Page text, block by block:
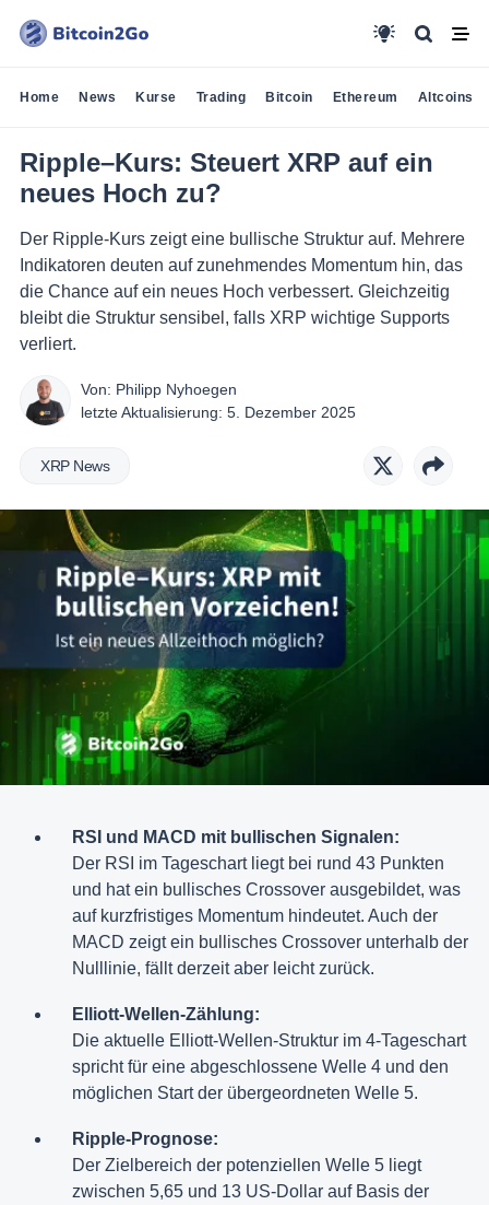
Home News Kurse Trading Bitcoin Ethereum Altcoins
Ripple–Kurs: Steuert XRP auf ein
neues Hoch zu?
Der Ripple-Kurs zeigt eine bullische Struktur auf. Mehrere
Indikatoren deuten auf zunehmendes Momentum hin, das
die Chance auf ein neues Hoch verbessert. Gleichzeitig
bleibt die Struktur sensibel, falls XRP wichtige Supports
verliert.
Von: Philipp Nyhoegen
letzte Aktualisierung: 5. Dezember 2025
XRP News
RSI und MACD mit bullischen Signalen:
Der RSI im Tageschart liegt bei rund 43 Punkten
und hat ein bullisches Crossover ausgebildet, was
auf kurzfristiges Momentum hindeutet. Auch der
MACD zeigt ein bullisches Crossover unterhalb der
Nulllinie, fällt derzeit aber leicht zurück.
Elliott-Wellen-Zählung:
Die aktuelle Elliott-Wellen-Struktur im 4-Tageschart
spricht für eine abgeschlossene Welle 4 und den
möglichen Start der übergeordneten Welle 5.
Ripple-Prognose:
Der Zielbereich der potenziellen Welle 5 liegt
zwischen 5,65 und 13 US-Dollar auf Basis der